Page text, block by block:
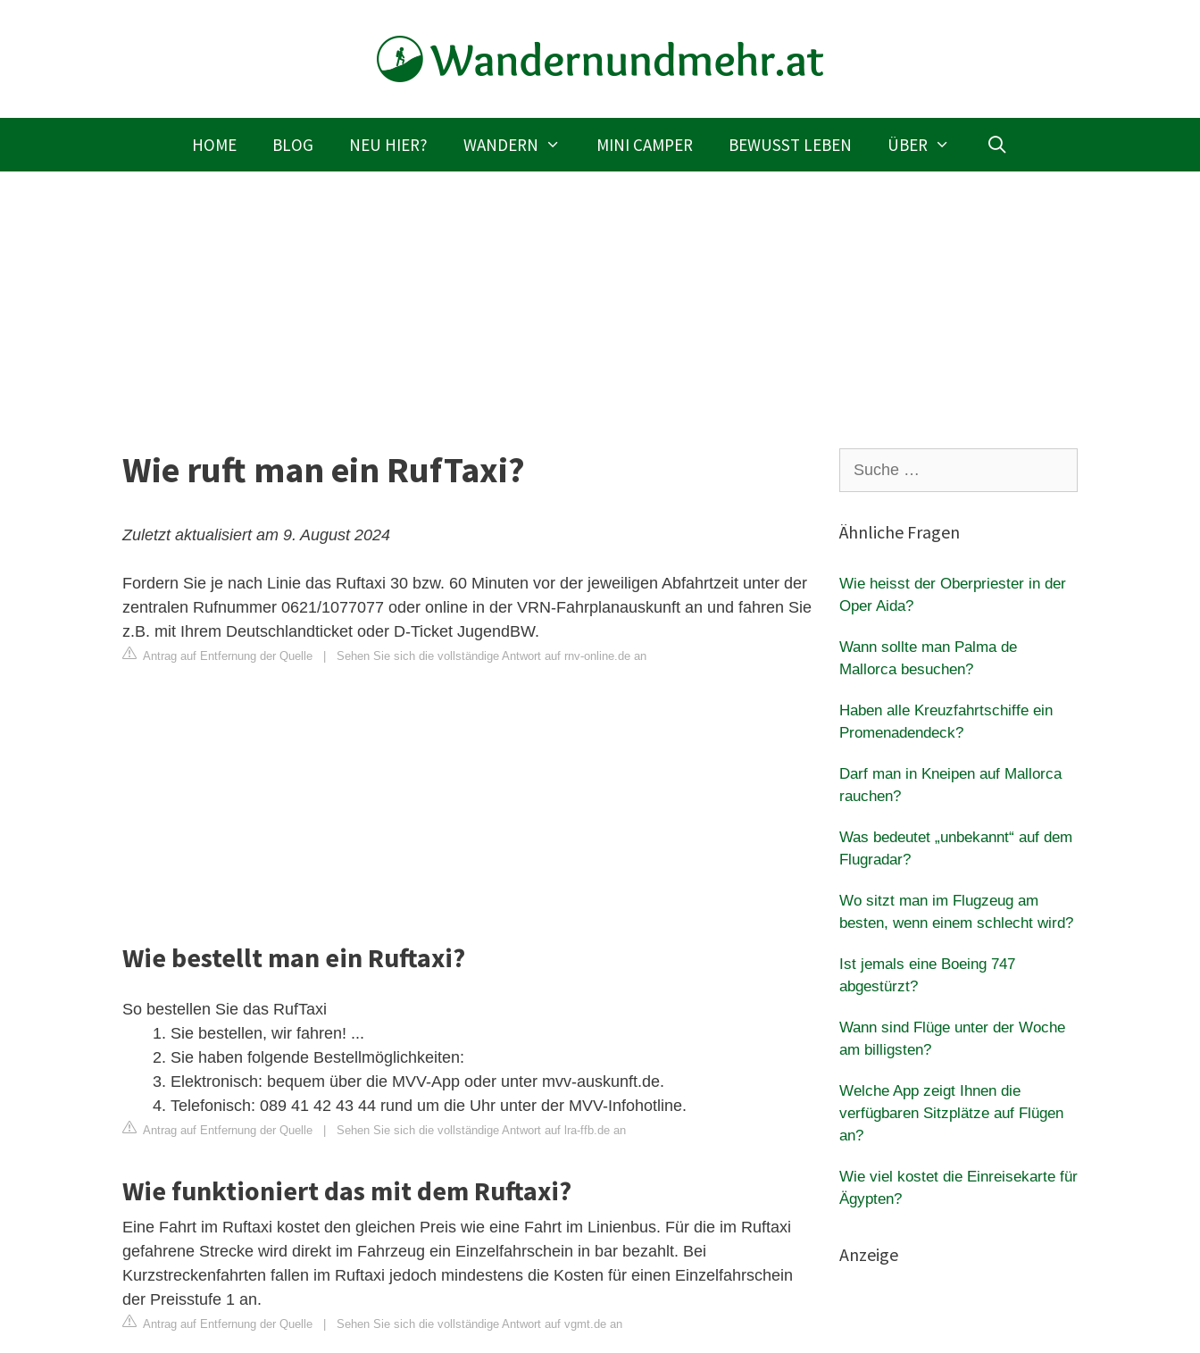
HOME BLOG NEU HIER? WANDERN MINI CAMPER BEWUSST LEBEN ÜBER
Wie ruft man ein RufTaxi?
Zuletzt aktualisiert am 9. August 2024
Fordern Sie je nach Linie das Ruftaxi 30 bzw. 60 Minuten vor der jeweiligen Abfahrtzeit unter der
zentralen Rufnummer 0621/1077077 oder online in der VRN-Fahrplanauskunft an und fahren Sie
z.B. mit Ihrem Deutschlandticket oder D-Ticket JugendBW.
Antrag auf Entfernung der Quelle Sehen Sie sich die vollständige Antwort auf rnv-online.de an
Wie bestellt man ein Ruftaxi?
So bestellen Sie das RufTaxi
Sie bestellen, wir fahren! ...
Sie haben folgende Bestellmöglichkeiten:
Elektronisch: bequem über die MVV-App oder unter mvv-auskunft.de.
Telefonisch: 089 41 42 43 44 rund um die Uhr unter der MVV-Infohotline.
Antrag auf Entfernung der Quelle Sehen Sie sich die vollständige Antwort auf lra-ffb.de an
Wie funktioniert das mit dem Ruftaxi?
Eine Fahrt im Ruftaxi kostet den gleichen Preis wie eine Fahrt im Linienbus. Für die im Ruftaxi
gefahrene Strecke wird direkt im Fahrzeug ein Einzelfahrschein in bar bezahlt. Bei
Kurzstreckenfahrten fallen im Ruftaxi jedoch mindestens die Kosten für einen Einzelfahrschein
der Preisstufe 1 an.
Antrag auf Entfernung der Quelle Sehen Sie sich die vollständige Antwort auf vgmt.de an
nach:
Ähnliche Fragen
Wie heisst der Oberpriester in der
Oper Aida?
Wann sollte man Palma de
Mallorca besuchen?
Haben alle Kreuzfahrtschiffe ein
Promenadendeck?
Darf man in Kneipen auf Mallorca
rauchen?
Was bedeutet „unbekannt“ auf dem
Flugradar?
Wo sitzt man im Flugzeug am
besten, wenn einem schlecht wird?
Ist jemals eine Boeing 747
abgestürzt?
Wann sind Flüge unter der Woche
am billigsten?
Welche App zeigt Ihnen die
verfügbaren Sitzplätze auf Flügen
an?
Wie viel kostet die Einreisekarte für
Ägypten?
Anzeige